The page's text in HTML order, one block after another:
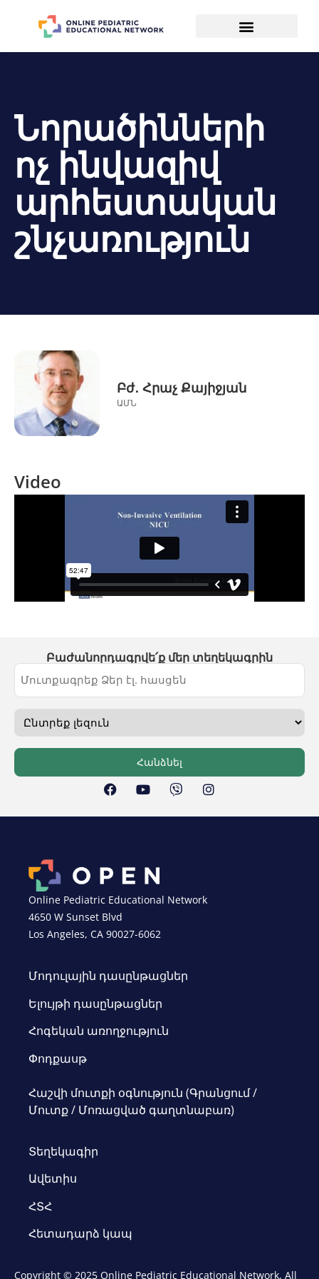
Նորածինների
ոչ ինվազիվ
արհեստական
շնչառություն
Բժ․ Հրաչ Քայիջյան
ԱՄՆ
Video
Բաժանորդագրվե՛ք մեր տեղեկագրին
Հանձնել
Online Pediatric Educational Network
4650 W Sunset Blvd
Los Angeles, CA 90027-6062
Մոդուլային դասընթացներ
Ելույթի դասընթացներ
Հոգեկան առողջություն
Փոդքասթ
Հաշվի մուտքի օգնություն (Գրանցում /
Մուտք / Մոռացված գաղտնաբառ)
Տեղեկագիր
Ավետիս
ՀՏՀ
Հետադարձ կապ
Copyright © 2025 Online Pediatric Educational Network, All